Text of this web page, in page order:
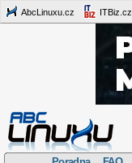
AbcLinuxu.cz ITBiz.cz